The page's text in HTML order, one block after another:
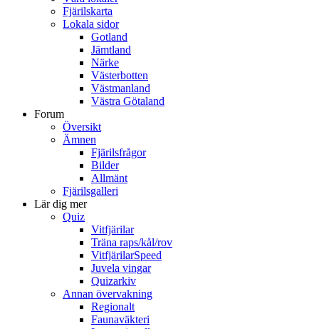
Fjärilskarta
Lokala sidor
Gotland
Jämtland
Närke
Västerbotten
Västmanland
Västra Götaland
Forum
Översikt
Ämnen
Fjärilsfrågor
Bilder
Allmänt
Fjärilsgalleri
Lär dig mer
Quiz
Vitfjärilar
Träna raps/kål/rov
VitfjärilarSpeed
Juvela vingar
Quizarkiv
Annan övervakning
Regionalt
Faunaväkteri